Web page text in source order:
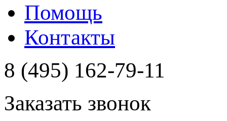
Помощь
Контакты
8 (495) 162-79-11
Заказать звонок